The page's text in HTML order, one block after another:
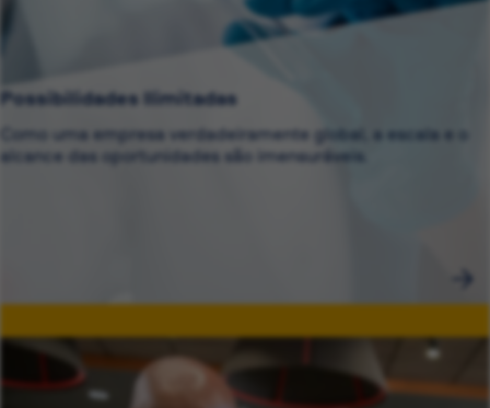
Possibilidades Ilimitadas
Como uma empresa verdadeiramente global, a escala e o
alcance das oportunidades são imensuráveis.